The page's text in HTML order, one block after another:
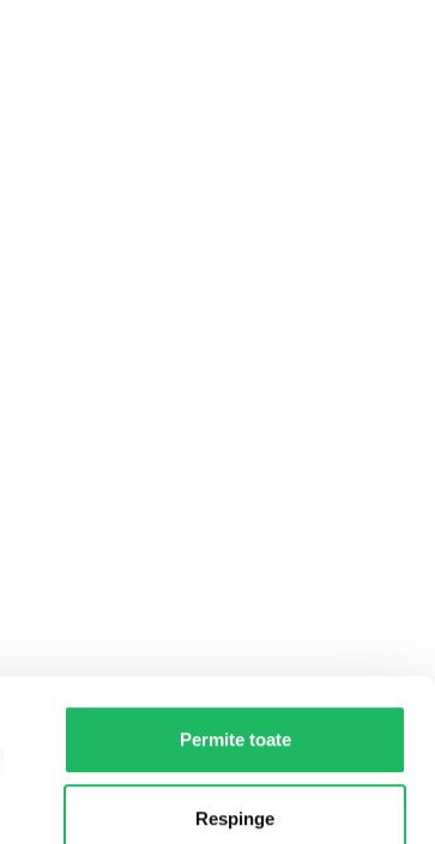
Permite toate
Respinge